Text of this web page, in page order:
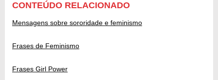
CONTEÚDO RELACIONADO
Mensagens sobre sororidade e feminismo
Frases de Feminismo
Frases Girl Power